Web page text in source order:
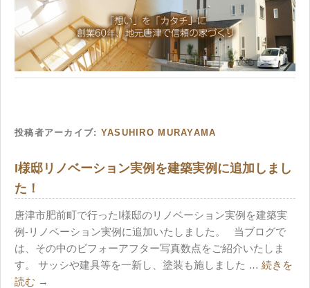
投稿者アーカイブ: YASUHIRO MURAYAMA
I様邸リノベーション実例を建築実例に追加しまし
た！
唐津市肥前町で行ったI様邸のリノベーション実例を建築実
例-リノベーション実例に追加いたしました。 当ブログで
は、その中のビフォーアフター写真数点をご紹介いたしま
す。 サッシや建具等を一新し、塗装も施しました … 続きを
読む →